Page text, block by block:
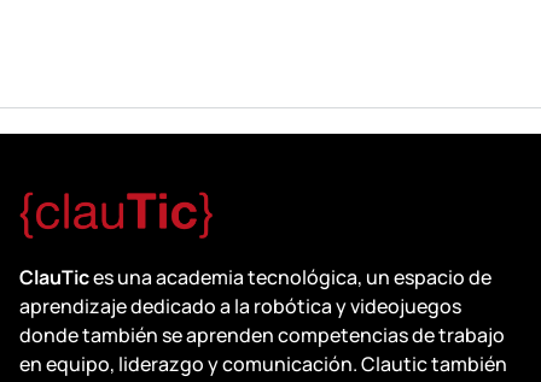
ClauTices una academia tecnológica, un espacio de
aprendizaje dedicado a la robótica y videojuegos
donde también se aprenden competencias de trabajo
en equipo, liderazgo y comunicación. Clautic también